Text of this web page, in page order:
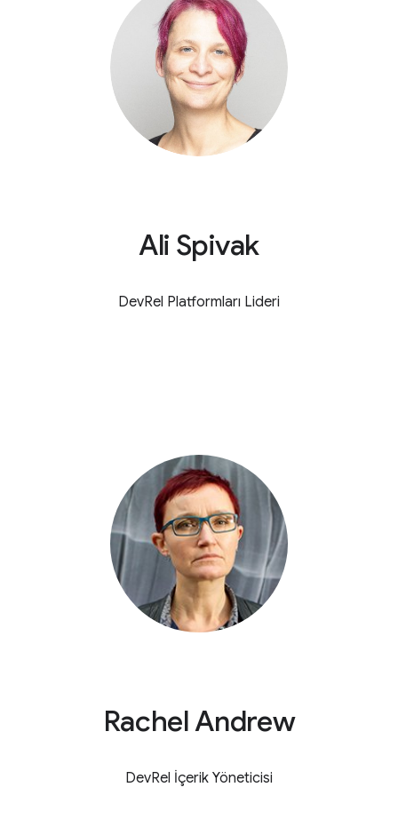
Ali Spivak
DevRel Platformları Lideri
Rachel Andrew
DevRel İçerik Yöneticisi